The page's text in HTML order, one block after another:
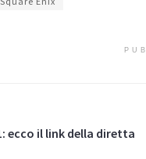
ecco il link della diretta